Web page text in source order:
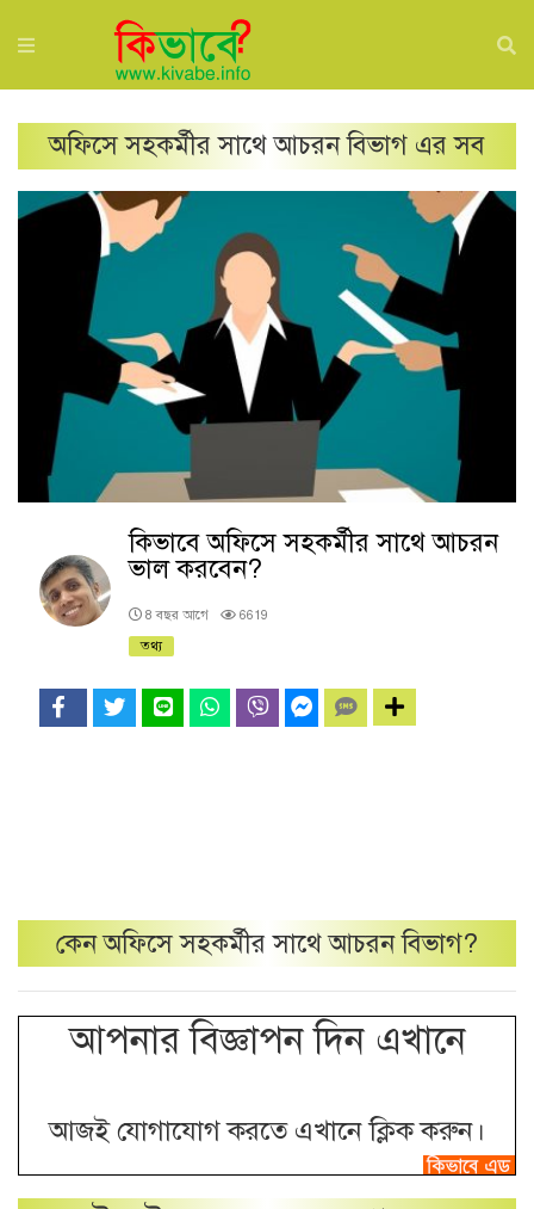
অফিসে সহকর্মীর সাথে আচরনবিভাগ এর সব
কিভাবে অফিসে সহকর্মীর সাথে আচরন
ভাল করবেন?
8 বছর আগে
6619
তথ্য
কেনঅফিসে সহকর্মীর সাথে আচরনবিভাগ?
আপনার বিজ্ঞাপন দিন এখানে
আজই যোগাযোগ করতে এখানে ক্লিক করুন।